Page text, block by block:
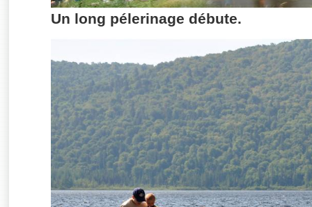
Un long pélerinage débute.